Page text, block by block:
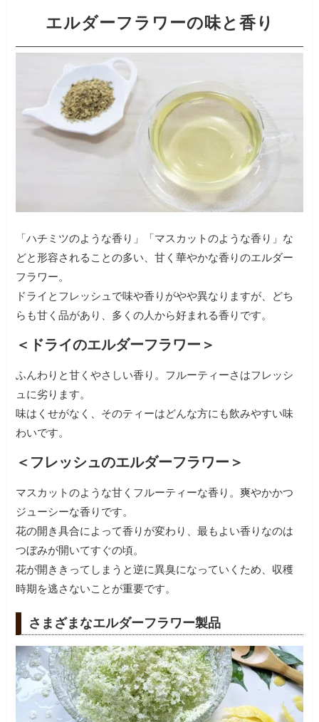
エルダーフラワーの味と香り
「ハチミツのような香り」「マスカットのような香り」な
どと形容されることの多い、甘く華やかな香りのエルダー
フラワー。
ドライとフレッシュで味や香りがやや異なりますが、どち
らも甘く品があり、多くの人から好まれる香りです。
＜ドライのエルダーフラワー＞
ふんわりと甘くやさしい香り。フルーティーさはフレッシ
ュに劣ります。
味はくせがなく、そのティーはどんな方にも飲みやすい味
わいです。
＜フレッシュのエルダーフラワー＞
マスカットのような甘くフルーティーな香り。爽やかかつ
ジューシーな香りです。
花の開き具合によって香りが変わり、最もよい香りなのは
つぼみが開いてすぐの頃。
花が開ききってしまうと逆に異臭になっていくため、収穫
時期を逃さないことが重要です。
さまざまなエルダーフラワー製品